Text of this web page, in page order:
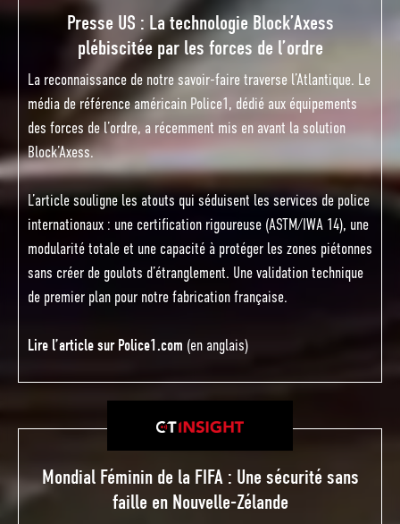
Presse US : La technologie Block’Axess
plébiscitée par les forces de l’ordre
La reconnaissance de notre savoir-faire traverse l’Atlantique. Le
média de référence américain Police1, dédié aux équipements
des forces de l’ordre, a récemment mis en avant la solution
Block’Axess.
L’article souligne les atouts qui séduisent les services de police
internationaux : une certification rigoureuse (ASTM/IWA 14), une
modularité totale et une capacité à protéger les zones piétonnes
sans créer de goulots d’étranglement. Une validation technique
de premier plan pour notre fabrication française.
Lire l’article sur Police1.com (en anglais)
Mondial Féminin de la FIFA : Une sécurité sans
faille en Nouvelle-Zélande